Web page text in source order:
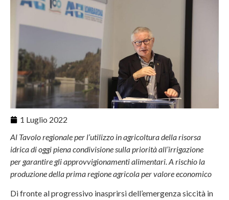
1 Luglio 2022
Al Tavolo regionale per l’utilizzo in agricoltura della risorsa
idrica di oggi piena condivisione sulla priorità all’irrigazione
per garantire gli approvvigionamenti alimentari. A rischio la
produzione della prima regione agricola per valore economico
Di fronte al progressivo inasprirsi dell’emergenza siccità in